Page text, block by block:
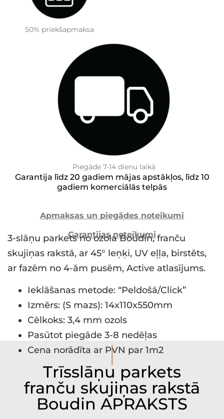
50% priekšapmaksa
Piegāde 7-14 dienu laikā
Garantija līdz 20 gadiem mājas apstākļos, līdz 10
gadiem komerciālās telpās
Apmaksas un piegādes noteikumi
Garantijas noteikumi
3-slāņu parkets no ozola Boudin, franču
skujiņas rakstā, ar 45° leņķi, UV eļļa, birstēts,
ar fazēm no 4-ām pusēm, Active atlasījums.
Ieklāšanas metode: “Peldošā/Click”
Izmērs: (S mazs): 14x110x550mm
Cēlkoks: 3,4 mm ozols
Pasūtot piegāde 3-8 nedēļas
Cena norādīta ar PVN par 1m2
I
Trīsslāņu parkets
franču skujiņas rakstā
Boudin APRAKSTS